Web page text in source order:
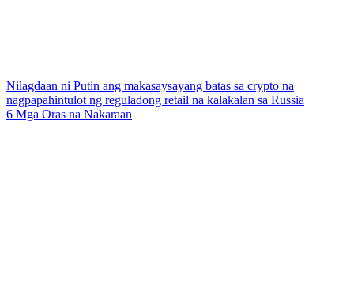
Nilagdaan ni Putin ang makasaysayang batas sa crypto na
nagpapahintulot ng reguladong retail na kalakalan sa Russia
6 Mga Oras na Nakaraan